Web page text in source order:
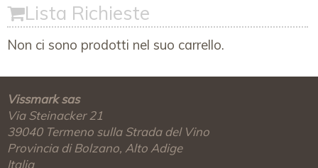
Lista Richieste
Non ci sono prodotti nel suo carrello.
Vissmark sas
Via Steinacker 21
39040 Termeno sulla Strada del Vino
Provincia di Bolzano, Alto Adige
Italia